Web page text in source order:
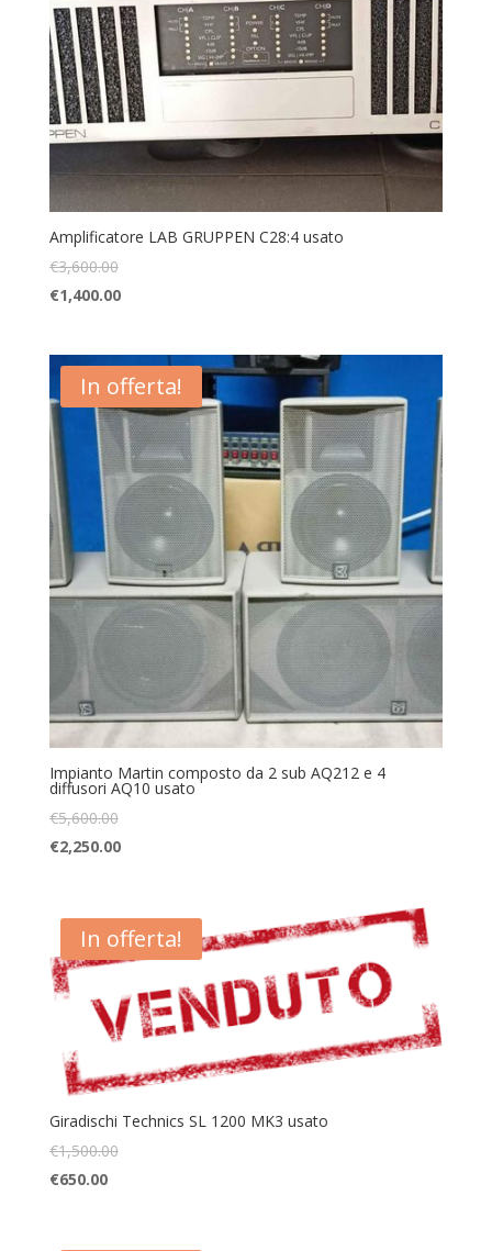
Amplificatore LAB GRUPPEN C28:4 usato
€3,600.00
€1,400.00
In offerta!
Impianto Martin composto da 2 sub AQ212 e 4
diffusori AQ10 usato
€5,600.00
€2,250.00
In offerta!
Giradischi Technics SL 1200 MK3 usato
€1,500.00
€650.00